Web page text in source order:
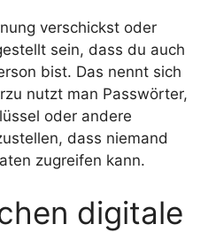
verschickst oder
sein, dass du auch
bist. Das nennt sich
nutzt man Passwörter,
oder andere
dass niemand
zugreifen kann.
digitale